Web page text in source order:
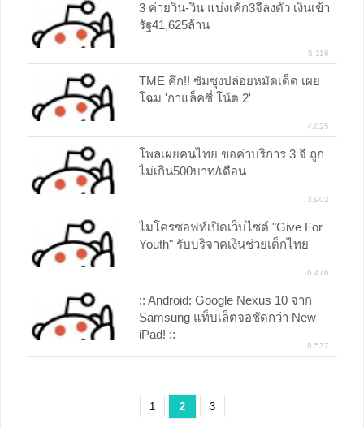
3 ค่ายวิน-วิน แบ่งเค้ก3จีลงตัว เงินเข้า
รัฐ41,625ล้าน
5,116
TME คึก!! ซัมซุงปล่อยหมัดเด็ด เผย
โฉม 'กาแล็คซี่ โน้ต 2'
4,025
โพลเผยคนไทย ขอค่าบริการ 3 จี ถูก
ไม่เกิน500บาท/เดือน
3,902
ไมโครซอฟท์เปิดเว็บไซต์ "Give For
Youth" รับบริจาคเงินช่วยเด็กไทย
6,476
:: Android: Google Nexus 10 จาก
Samsung แท็บเล็ตจอชัดกว่า New
iPad! ::
8,537
1 2 3